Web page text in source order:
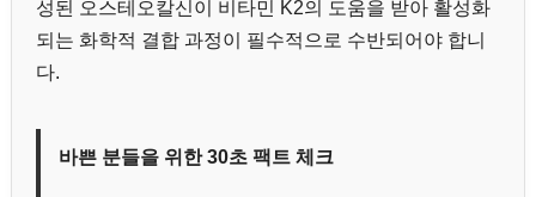
성된 오스테오칼신이 비타민 K2의 도움을 받아 활성화
되는 화학적 결합 과정이 필수적으로 수반되어야 합니
다.
바쁜 분들을 위한 30초 팩트 체크